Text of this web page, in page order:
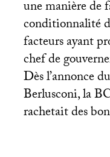
une manière de
conditionnalité
facteurs ayant
chef de
Dès l’annonce
Berlusconi, la
rachetait des